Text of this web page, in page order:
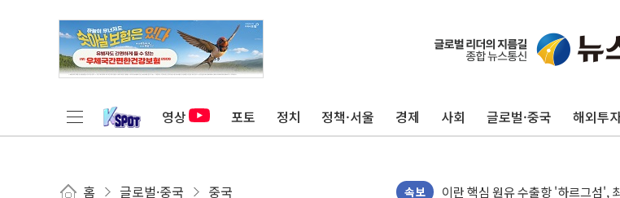
영상 포토 정치 정책·서울 경제 사회 글로벌·중국 해외투
홈 글로벌·중국 중국 속보
유럽증시, 美 고용 예상 밖 부진
[종합] 이슬람 수니파 3국, '공동방
트럼프, 백신·자폐증 행정명령 검
이란 핵심 원유 수출항 '하르그섬',